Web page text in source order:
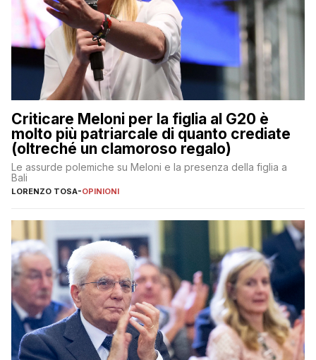
Criticare Meloni per la figlia al G20 è
molto più patriarcale di quanto crediate
(oltreché un clamoroso regalo)
Le assurde polemiche su Meloni e la presenza della figlia a
Bali
LORENZO TOSA-OPINIONI